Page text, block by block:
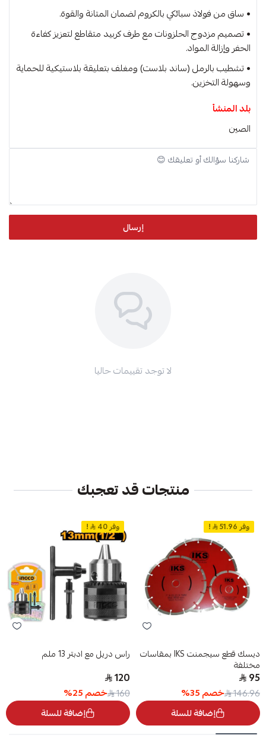
• ساق من فولاذ سبائكي بالكروم لضمان المتانة والقوة.
• تصميم مزدوج الحلزونات مع طرف كربيد متقاطع لتعزيز كفاءة
الحفر وإزالة المواد.
• تشطيب بالرمل (ساند بلاست) ومغلف بتعليقة بلاستيكية للحماية
وسهولة التخزين.
بلد المنشأ
الصين
إرسال
لا توجد تقييمات حاليا
منتجات قد تعجبك
وفر 51.96 !
ديسك قطع سيجمنت IKS بمقاسات
مختلفة
95
146.96 خصم35
%
إضافة للسلة
وفر 40 !
راس دريل مع ادبتر 13 ملم
120
160 خصم25
%
إضافة للسلة